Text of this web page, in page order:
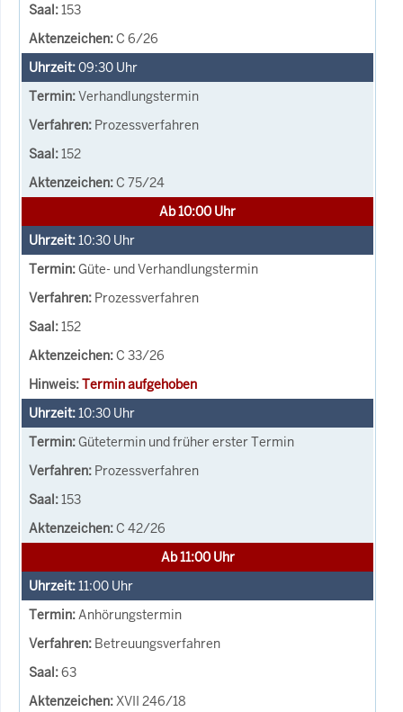
153
C 6/26
09:30 Uhr
Verhandlungstermin
Prozessverfahren
152
C 75/24
Ab 10:00 Uhr
10:30 Uhr
Güte- und Verhandlungstermin
Prozessverfahren
152
C 33/26
Termin aufgehoben
10:30 Uhr
Gütetermin und früher erster Termin
Prozessverfahren
153
C 42/26
Ab 11:00 Uhr
11:00 Uhr
Anhörungstermin
Betreuungsverfahren
63
XVII 246/18